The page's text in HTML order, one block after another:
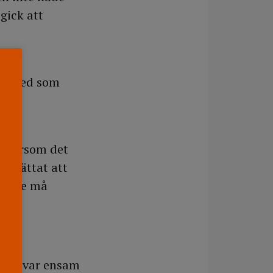
att
med som
det
berättat att
må
var ensam